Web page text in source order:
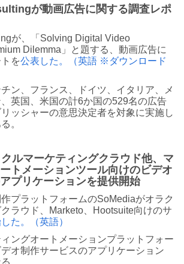
が動画広告に関する調査レポ
が、「Solving Digital Video
Dilemma」と題する、動画広告に
を公表した。（英語 ※ダウンロード
ン、フランス、ドイツ、イタリア、メ
英国、米国の計6か国の529名の広告
ッシャーの意思決定者を対象に実施し
。
ルマーケティングクラウド他、マ
トメーションツール向けのビデオ
プリケーションを提供開始
プラットフォームのSoMediaがオラク
ラウド、Marketo、Hootsuite向けのサ
た。（英語）
ングオートメーションプラットフォー
オ制作サービスのアプリケーション
。